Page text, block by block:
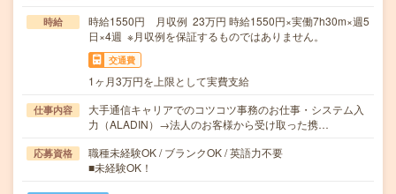
時給
時給1550円 月収例 23万円 時給1550円×実働7h30m×週5
日×4週 ※月収例を保証するものではありません。
交通費
1ヶ月3万円を上限として実費支給
仕事内容
大手通信キャリアでのコツコツ事務のお仕事・システム入
力（ALADIN）→法人のお客様から受け取った携…
応募資格
職種未経験OK / ブランクOK / 英語力不要
■未経験OK！